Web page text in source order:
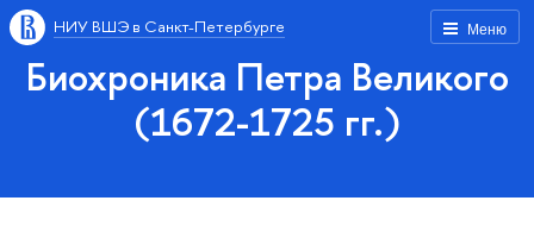
Меню
НИУ ВШЭ в Санкт-Петербурге
Биохроника Петра Великого
(1672-1725 гг.)